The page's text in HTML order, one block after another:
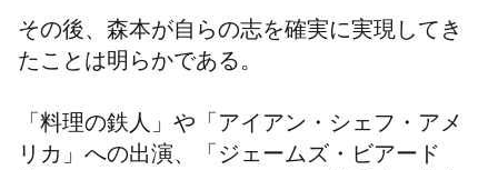
その後、森本が自らの志を確実に実現してき
たことは明らかである。
「料理の鉄人」や「アイアン・シェフ・アメ
リカ」への出演、
「ジェームズ・ビアード